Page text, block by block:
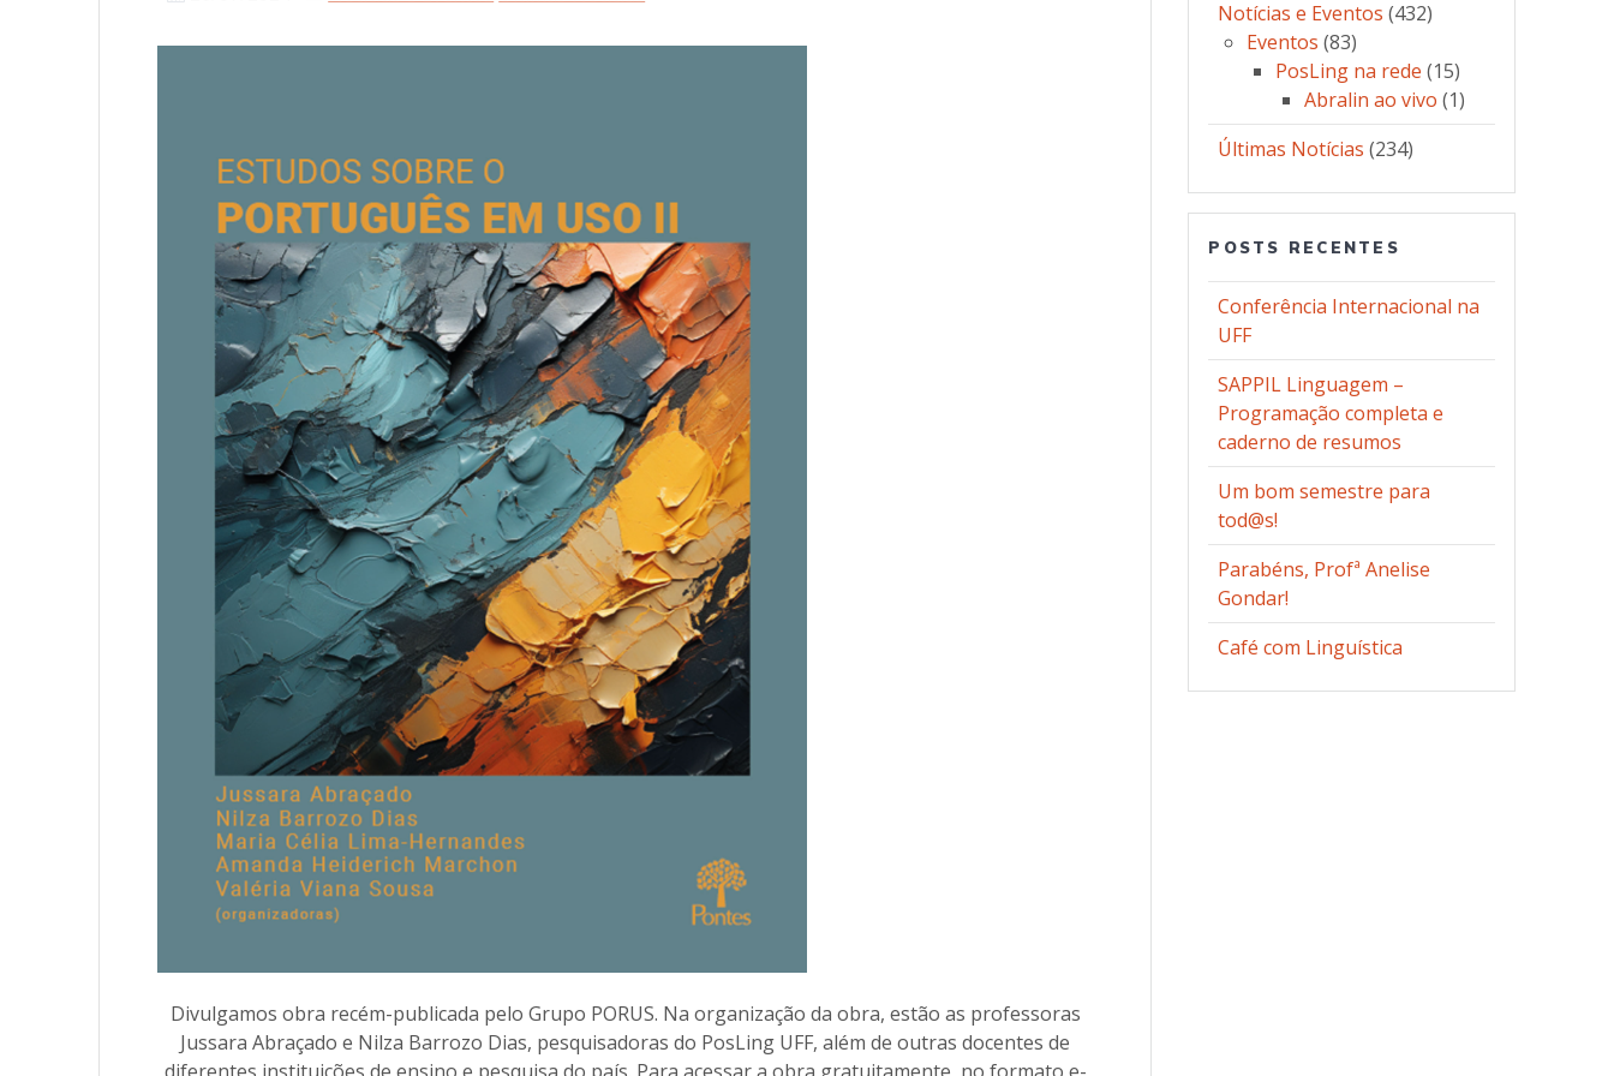
Divulgamos obra recém-publicada pelo Grupo PORUS. Na organização da obra, estão as professoras
Jussara Abraçado e Nilza Barrozo Dias, pesquisadoras do PosLing UFF, além de outras docentes de
Notícias e Eventos (432)
Eventos (83)
PosLing na rede (15)
Abralin ao vivo (1)
Últimas Notícias (234)
POSTS RECENTES
Conferência Internacional na
UFF
SAPPIL Linguagem –
Programação completa e
caderno de resumos
Um bom semestre para
tod@s!
Parabéns, Profª Anelise
Gondar!
Café com Linguística